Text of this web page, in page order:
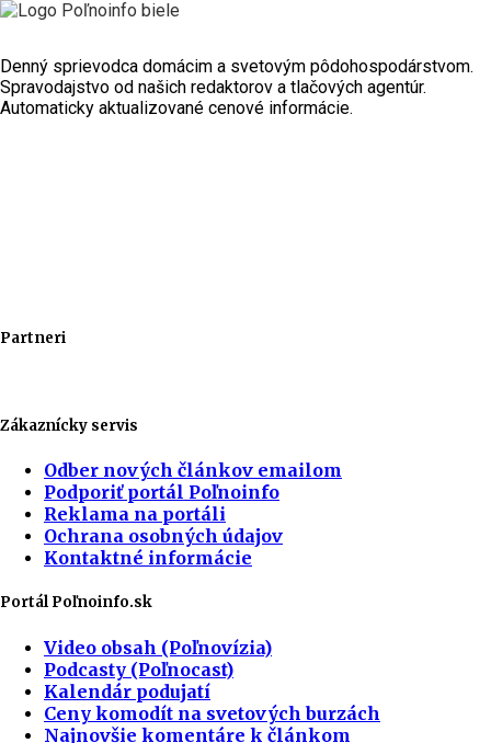
Denný sprievodca domácim a svetovým pôdohospodárstvom.
Spravodajstvo od našich redaktorov a tlačových agentúr.
Automaticky aktualizované cenové informácie.
Partneri
Zákaznícky servis
Odber nových článkov emailom
Podporiť portál Poľnoinfo
Reklama na portáli
Ochrana osobných údajov
Kontaktné informácie
Portál Poľnoinfo.sk
Video obsah (Poľnovízia)
Podcasty (Poľnocast)
Kalendár podujatí
Ceny komodít na svetových burzách
Najnovšie komentáre k článkom